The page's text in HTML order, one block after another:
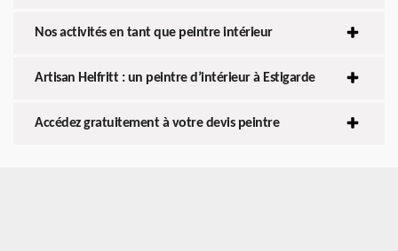
Nos activités en tant que peintre intérieur
Artisan Helfritt : un peintre d’intérieur à Estigarde
Accédez gratuitement à votre devis peintre